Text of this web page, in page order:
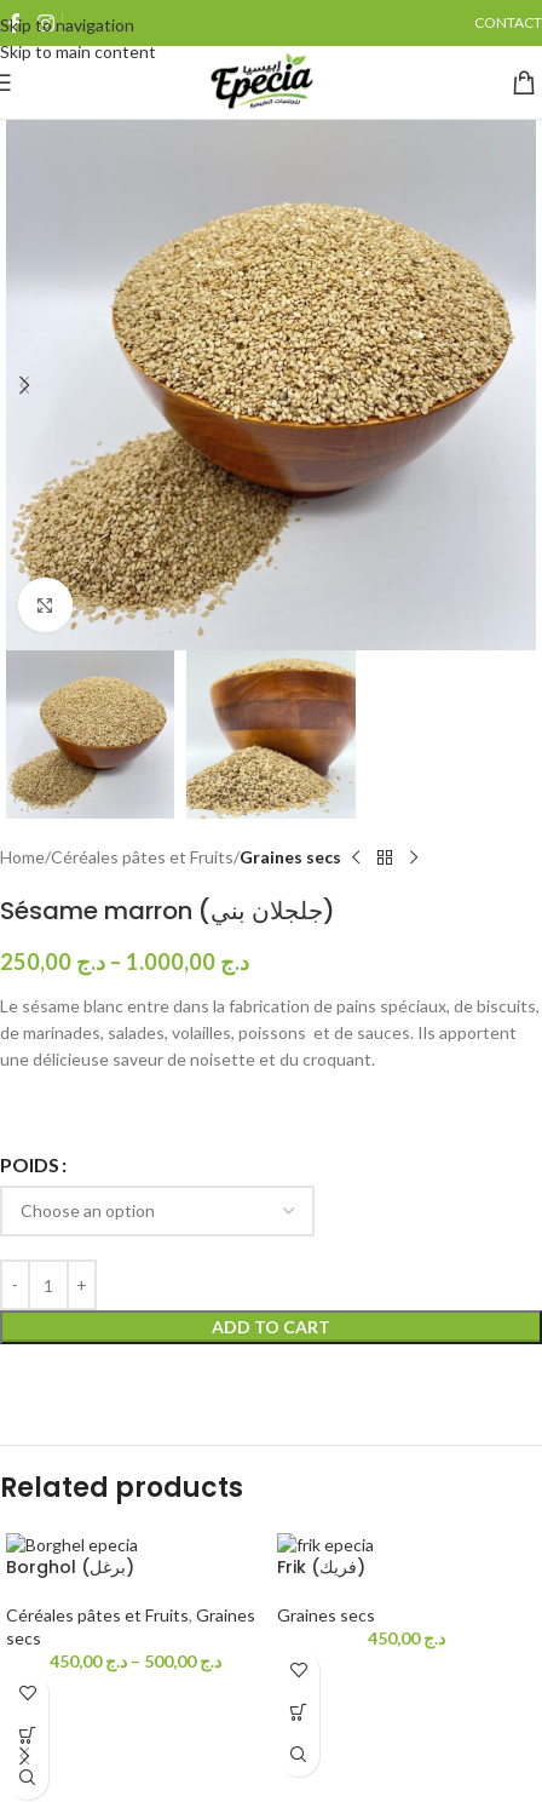
Skip to navigation
Skip to main content
CONTACT
Click to enlarge
Home Céréales pâtes et Fruits Graines secs
Sésame marron (جلجلان بني)
د.ج – د.ج
Le sésame blanc entre dans la fabrication de pains spéciaux, de biscuits,
de marinades, salades, volailles, poissons et de sauces. Ils apportent
une délicieuse saveur de noisette et du croquant.
POIDS
ADD TO CART
Related products
Borghol (برغل)
Céréales pâtes et Fruits, Graines
secs
د.ج450,00 – د.ج500,00
Frik (فريك)
Graines secs
د.ج450,00